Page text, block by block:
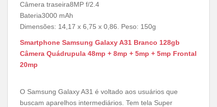
Câmera traseira8MP f/2.4
Bateria3000 mAh
Dimensões: 14,17 x 6,75 x 0,86. Peso: 150g
Smartphone Samsung Galaxy A31 Branco 128gb
Câmera Quádrupula 48mp + 8mp + 5mp + 5mp Frontal
20mp
O Samsung Galaxy A31 é voltado aos usuários que
buscam aparelhos intermediários. Tem tela Super